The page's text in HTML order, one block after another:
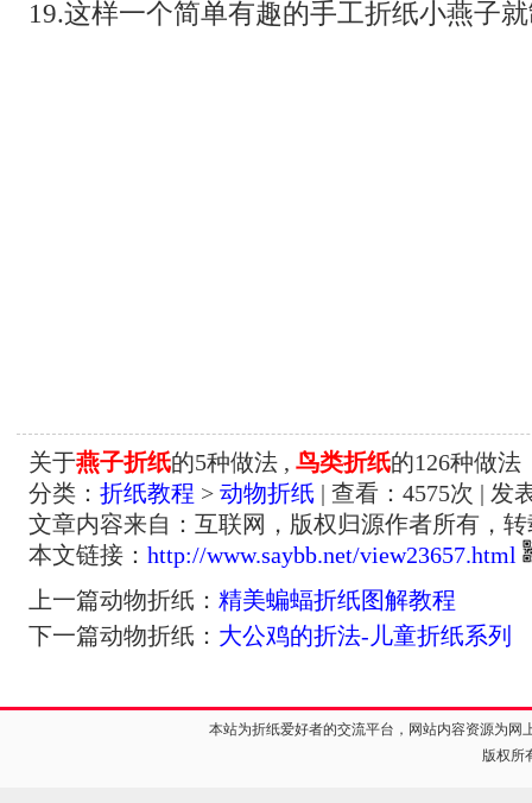
19.这样一个简单有趣的手工折纸小燕子
关于燕子折纸的5种做法 , 鸟类折纸的126种做法
分类： 折纸教程 > 动物折纸 | 查看： 4575次 | 发
文章内容来自：互联网，版权归源作者所有，
本文链接： http://www.saybb.net/view23657.html
上一篇动物折纸： 精美蝙蝠折纸图解教程
下一篇动物折纸： 大公鸡的折法-儿童折纸系列
本站为折纸爱好者的交流平台，网站内容资源为
版权所